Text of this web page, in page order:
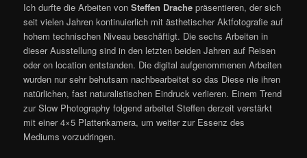
Ich durfte die Arbeiten vonSteffen Drache präsentieren, der sich
seit vielen Jahren kontinuierlich mit ästhetischer Aktfotografie auf
hohem technischen Niveau beschäftigt. Die sechs Arbeiten in
dieser Ausstellung sind in den letzten beiden Jahren auf Reisen
oder on location entstanden. Die digital aufgenommenen Arbeiten
wurden nur sehr behutsam nachbearbeitet so das Diese nie ihren
natürlichen, fast naturalistischen Eindruck verlieren. Einem Trend
zur Slow Photography folgend arbeitet Steffen derzeit verstärkt
mit einer 4×5 Plattenkamera, um weiter zur Essenz des
Mediums vorzudringen.